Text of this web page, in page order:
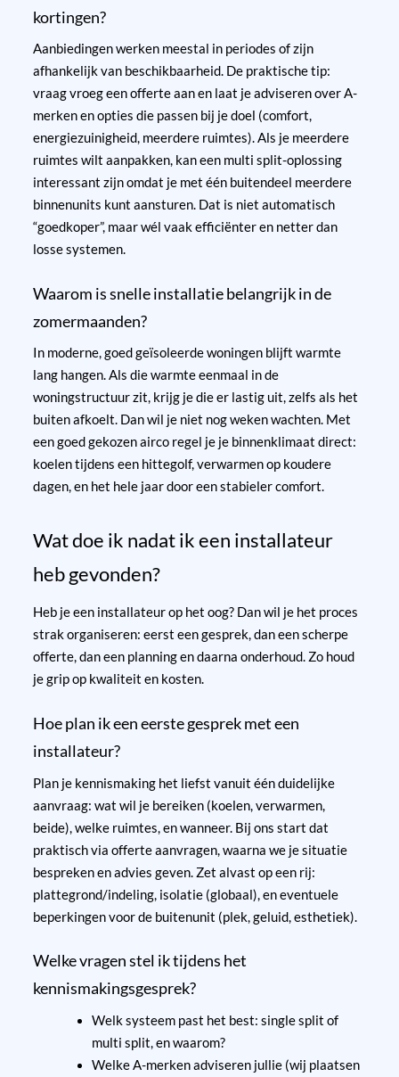
kortingen?
Aanbiedingen werken meestal in periodes of zijn
afhankelijk van beschikbaarheid. De praktische tip:
vraag vroeg een offerte aan en laat je adviseren over A-
merken en opties die passen bij je doel (comfort,
energiezuinigheid, meerdere ruimtes). Als je meerdere
ruimtes wilt aanpakken, kan een multi split-oplossing
interessant zijn omdat je met één buitendeel meerdere
binnenunits kunt aansturen. Dat is niet automatisch
“goedkoper”, maar wél vaak efficiënter en netter dan
losse systemen.
Waarom is snelle installatie belangrijk in de
zomermaanden?
In moderne, goed geïsoleerde woningen blijft warmte
lang hangen. Als die warmte eenmaal in de
woningstructuur zit, krijg je die er lastig uit, zelfs als het
buiten afkoelt. Dan wil je niet nog weken wachten. Met
een goed gekozen airco regel je je binnenklimaat direct:
koelen tijdens een hittegolf, verwarmen op koudere
dagen, en het hele jaar door een stabieler comfort.
Wat doe ik nadat ik een installateur
heb gevonden?
Heb je een installateur op het oog? Dan wil je het proces
strak organiseren: eerst een gesprek, dan een scherpe
offerte, dan een planning en daarna onderhoud. Zo houd
je grip op kwaliteit en kosten.
Hoe plan ik een eerste gesprek met een
installateur?
Plan je kennismaking het liefst vanuit één duidelijke
aanvraag: wat wil je bereiken (koelen, verwarmen,
beide), welke ruimtes, en wanneer. Bij ons start dat
praktisch viaofferte aanvragen, waarna we je situatie
bespreken en advies geven. Zet alvast op een rij:
plattegrond/indeling, isolatie (globaal), en eventuele
beperkingen voor de buitenunit (plek, geluid, esthetiek).
Welke vragen stel ik tijdens het
kennismakingsgesprek?
Welk systeem past het best: single split of
multi split, en waarom?
Welke A-merken adviseren jullie (wij plaatsen